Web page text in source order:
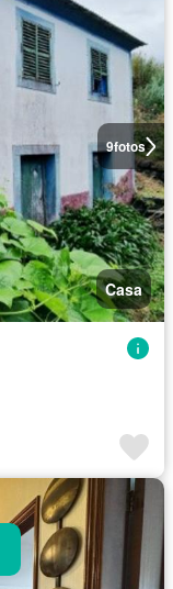
9fotos
Casa